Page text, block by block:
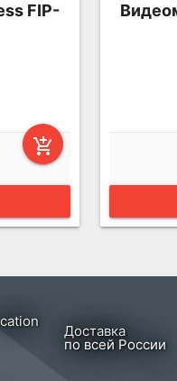
FIP-
add_shopping_cart
Доставка
по всей России